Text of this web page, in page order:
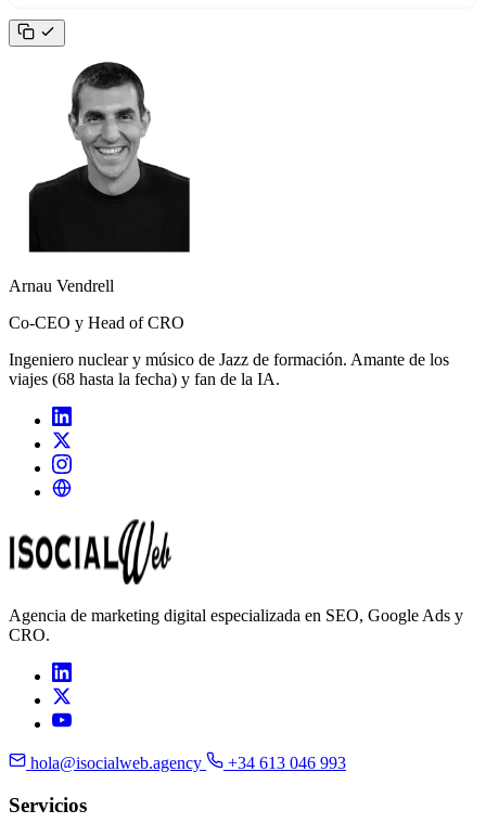
Arnau Vendrell
Co-CEO y Head of CRO
Ingeniero nuclear y músico de Jazz de formación. Amante de los
viajes (68 hasta la fecha) y fan de la IA.
Agencia de marketing digital especializada en SEO, Google Ads y
CRO.
hola@isocialweb.agency +34 613 046 993
Servicios